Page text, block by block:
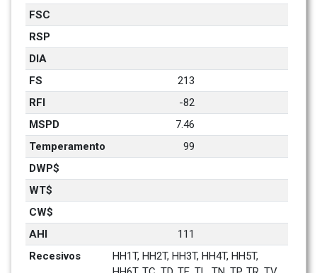
FSC
RSP
DIA
FS
213
RFI
-82
MSPD
7.46
Temperamento
99
DWP$
WT$
CW$
AHI
111
Recesivos
HH1T, HH2T, HH3T, HH4T, HH5T,